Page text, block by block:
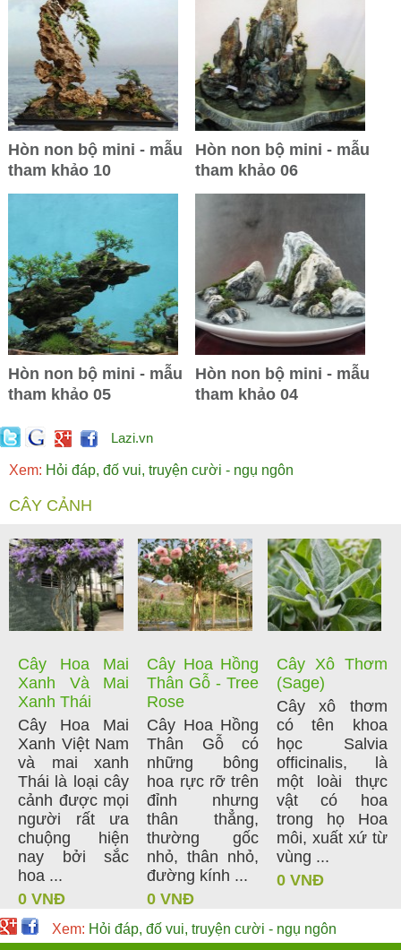
Hòn non bộ mini - mẫu
tham khảo 10
Hòn non bộ mini - mẫu
tham khảo 06
Hòn non bộ mini - mẫu
tham khảo 05
Hòn non bộ mini - mẫu
tham khảo 04
Lazi.vn
Xem: Hỏi đáp, đố vui, truyện cười - ngụ ngôn
CÂY CẢNH
Cây Hoa Mai
Xanh Và Mai
Xanh Thái
Cây Hoa Mai
Xanh Việt Nam
và mai xanh
Thái là loại cây
cảnh được mọi
người rất ưa
chuộng hiện
nay bởi sắc
hoa ...
0 VNĐ
Cây Hoa Hồng
Thân Gỗ - Tree
Rose
Cây Hoa Hồng
Thân Gỗ có
những bông
hoa rực rỡ trên
đỉnh nhưng
thân thẳng,
thường gốc
nhỏ, thân nhỏ,
đường kính ...
0 VNĐ
Cây Xô Thơm
(Sage)
Cây xô thơm
có tên khoa
học Salvia
officinalis, là
một loài thực
vật có hoa
trong họ Hoa
môi, xuất xứ từ
vùng ...
0 VNĐ
Xem: Hỏi đáp, đố vui, truyện cười - ngụ ngôn